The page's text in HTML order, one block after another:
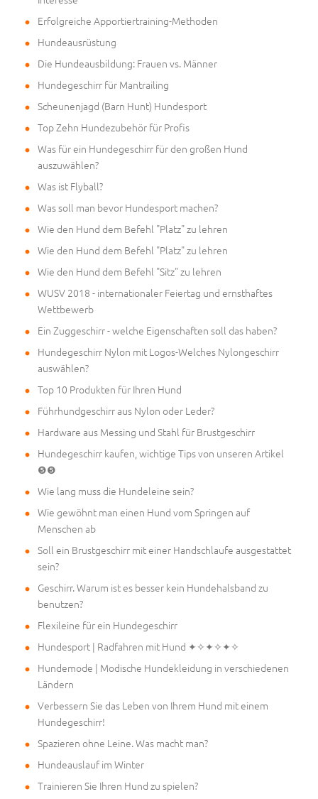
Erfolgreiche Apportiertraining-Methoden
Hundeausrüstung
Die Hundeausbildung: Frauen vs. Männer
Hundegeschirr für Mantrailing
Scheunenjagd (Barn Hunt) Hundesport
Top Zehn Hundezubehör für Profis
Was für ein Hundegeschirr für den großen Hund
auszuwählen?
Was ist Flyball?
Was soll man bevor Hundesport machen?
Wie den Hund dem Befehl "Platz" zu lehren
Wie den Hund dem Befehl "Platz" zu lehren
Wie den Hund dem Befehl "Sitz" zu lehren
WUSV 2018 - internationaler Feiertag und ernsthaftes
Wettbewerb
Ein Zuggeschirr - welche Eigenschaften soll das haben?
Hundegeschirr Nylon mit Logos-Welches Nylongeschirr
auswählen?
Top 10 Produkten für Ihren Hund
Führhundgeschirr aus Nylon oder Leder?
Hardware aus Messing und Stahl für Brustgeschirr
Hundegeschirr kaufen, wichtige Tips von unseren Artikel
❺❺
Wie lang muss die Hundeleine sein?
Wie gewöhnt man einen Hund vom Springen auf
Menschen ab
Soll ein Brustgeschirr mit einer Handschlaufe ausgestattet
sein?
Geschirr. Warum ist es besser kein Hundehalsband zu
benutzen?
Flexileine für ein Hundegeschirr
Hundesport | Radfahren mit Hund ✦✧✦✧✦✧
Hundemode | Modische Hundekleidung in verschiedenen
Ländern
Verbessern Sie das Leben von Ihrem Hund mit einem
Hundegeschirr!
Spazieren ohne Leine. Was macht man?
Hundeauslauf im Winter
Trainieren Sie Ihren Hund zu spielen?